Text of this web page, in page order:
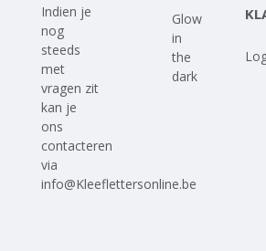
Indien je
nog
steeds
met
vragen zit
kan je
ons
contacteren
via
info@Kleeflettersonline.be
Glow
in
the
dark